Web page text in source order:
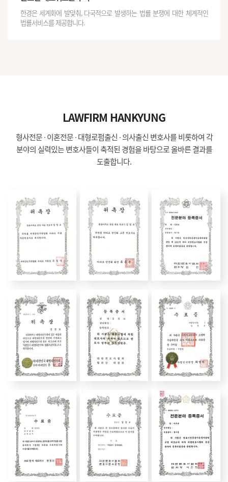
한경은 세계화에 발맞춰, 다국적으로 발생하는 법률 분쟁에 대한 체계적인
법률서비스를 제공합니다.
LAWFIRM HANKYUNG
형사전문 ∙ 이혼전문 ∙ 대형로펌출신 ∙ 의사출신 변호사를 비롯하여 각
분야의 실력있는 변호사들이 축적된 경험을 바탕으로 올바른 결과를
도출합니다.